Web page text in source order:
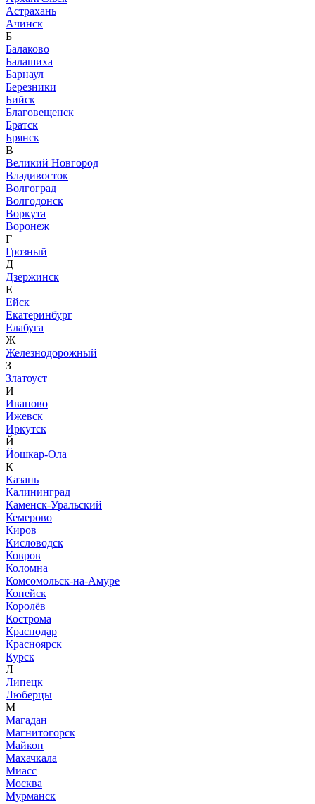
Астрахань
Ачинск
Б
Балаково
Балашиха
Барнаул
Березники
Бийск
Благовещенск
Братск
Брянск
В
Великий Новгород
Владивосток
Волгоград
Волгодонск
Воркута
Воронеж
Г
Грозный
Д
Дзержинск
Е
Ейск
Екатеринбург
Елабуга
Ж
Железнодорожный
З
Златоуст
И
Иваново
Ижевск
Иркутск
Й
Йошкар-Ола
К
Казань
Калининград
Каменск-Уральский
Кемерово
Киров
Кисловодск
Ковров
Коломна
Комсомольск-на-Амуре
Копейск
Королёв
Кострома
Краснодар
Красноярск
Курск
Л
Липецк
Люберцы
М
Магадан
Магнитогорск
Майкоп
Махачкала
Миасс
Москва
Мурманск